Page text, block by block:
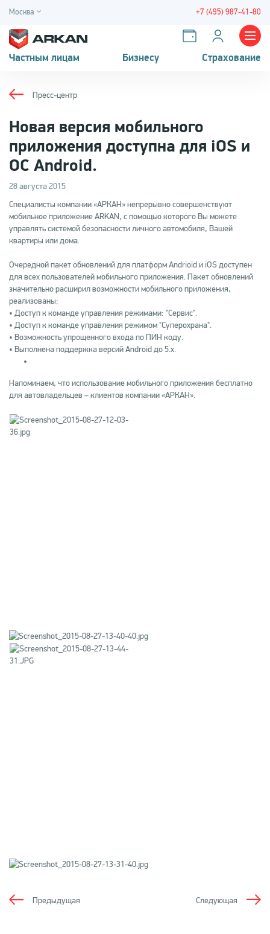
Москва +7 (495) 987-41-80
Частным лицам Бизнесу Страхование
Пресс-центр
Новая версия мобильного
приложения доступна для iOS и
ОС Android.
28 августа 2015
Специалисты компании «АРКАН» непрерывно совершенствуют
мобильное приложение ARKAN, с помощью которого Вы можете
управлять системой безопасности личного автомобиля, Вашей
квартиры или дома.
Очередной пакет обновлений для платформ Andrioid и iOS доступен
для всех пользователей мобильного приложения. Пакет обновлений
значительно расширил возможности мобильного приложения,
реализованы:
• Доступ к команде управления режимами: "Сервис".
• Доступ к команде управления режимом "Суперохрана".
• Возможность упрощенного входа по ПИН коду.
• Выполнена поддержка версий Android до 5.x.
Напоминаем, что использование мобильного приложения бесплатно
для автовладельцев – клиентов компании «АРКАН».
Следующая
Предыдущая